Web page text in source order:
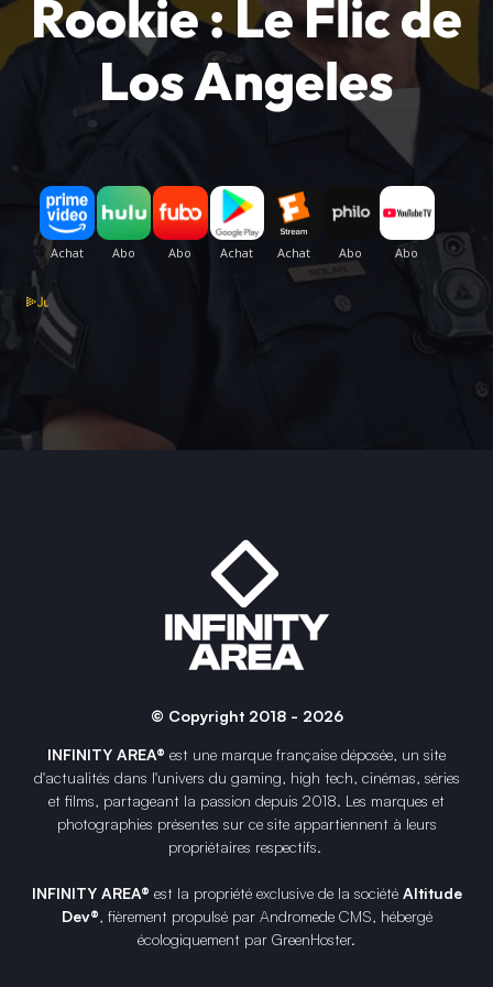
Rookie : Le Flic de
Los Angeles
© Copyright 2018 - 2026
INFINITY AREA® est une marque française déposée, un site
d'actualités dans l'univers du gaming, high tech, cinémas, séries
et films, partageant la passion depuis 2018. Les marques et
photographies présentes sur ce site appartiennent à leurs
propriétaires respectifs.
INFINITY AREA® est la propriété exclusive de la société Altitude
Dev®, fièrement propulsé par Andromede CMS, hébergé
écologiquement par GreenHoster.